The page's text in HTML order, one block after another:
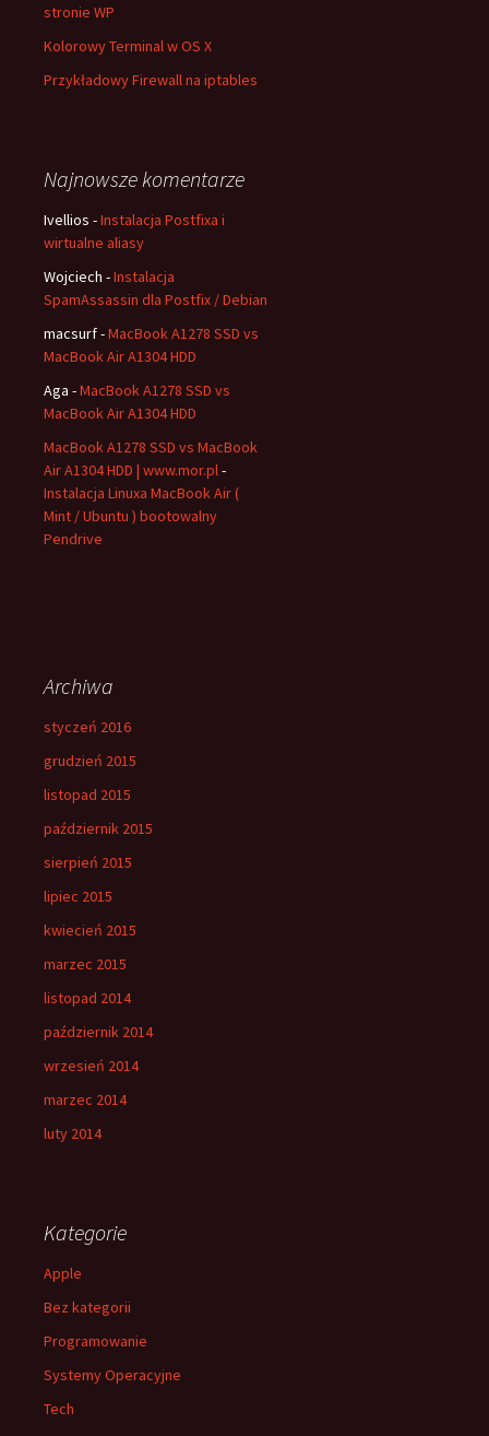
stronie WP
Kolorowy Terminal w OS X
Przykładowy Firewall na iptables
Najnowsze komentarze
Ivellios -Instalacja Postfixa i
wirtualne aliasy
Wojciech -Instalacja
SpamAssassin dla Postfix / Debian
macsurf-MacBook A1278 SSD vs
MacBook Air A1304 HDD
Aga -MacBook A1278 SSD vs
MacBook Air A1304 HDD
MacBook A1278 SSD vs MacBook
Air A1304 HDD | www.mor.pl-
Instalacja Linuxa MacBook Air (
Mint / Ubuntu ) bootowalny
Pendrive
Archiwa
styczeń 2016
grudzień 2015
listopad 2015
październik 2015
sierpień 2015
lipiec 2015
kwiecień 2015
marzec 2015
listopad 2014
październik 2014
wrzesień 2014
marzec 2014
luty 2014
Kategorie
Apple
Bez kategorii
Programowanie
Systemy Operacyjne
Tech